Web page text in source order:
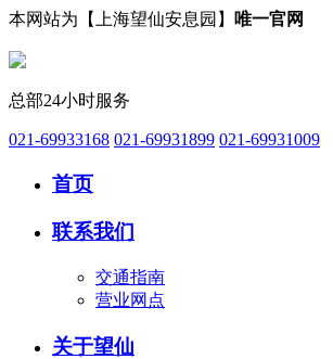
本网站为【上海望仙安息园】 唯一官网
总部24小时服务
021-69933168 021-69931899 021-69931009
首页
联系我们
交通指南
营业网点
关于望仙